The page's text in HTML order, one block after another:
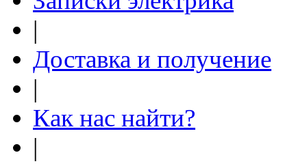
|
Доставка и получение
|
Как нас найти?
|